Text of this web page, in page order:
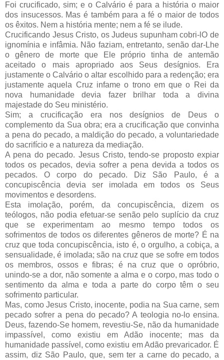
Foi crucificado, sim; e o Calvário é para a história o maior
dos insucessos. Mas é também para a fé o maior de todos
os êxitos. Nem a história mente; nem a fé se ilude.
Crucificando Jesus Cristo, os Judeus supunham cobri-lO de
ignomínia e infâmia. Não faziam, entretanto, senão dar-Lhe
o gênero de morte que Ele próprio tinha de antemão
aceitado o mais apropriado aos Seus desígnios. Era
justamente o Calvário o altar escolhido para a redenção; era
justamente aquela Cruz infame o trono em que o Rei da
nova humanidade devia fazer brilhar toda a divina
majestade do Seu ministério.
Sim; a crucificação era nos desígnios de Deus o
complemento da Sua obra; era a crucificação que convinha
a pena do pecado, a maldição do pecado, a voluntariedade
do sacrifício e a natureza da mediação.
A pena do pecado. Jesus Cristo, tendo-se proposto expiar
todos os pecados, devia sofrer a pena devida a todos os
pecados. O corpo do pecado. Diz São Paulo, é a
concupiscência devia ser imolada em todos os Seus
movimentos e desordens.
Esta imolação, porém, da concupiscência, dizem os
teólogos, não podia efetuar-se senão pelo suplício da cruz
que se experimentam ao mesmo tempo todos os
sofrimentos de todos os diferentes gêneros de morte? É na
cruz que toda concupiscência, isto é, o orgulho, a cobiça, a
sensualidade, é imolada; são na cruz que se sofre em todos
os membros, ossos e fibras; é na cruz que o opróbrio,
unindo-se a dor, não somente a alma e o corpo, mas todo o
sentimento da alma e toda a parte do corpo têm o seu
sofrimento particular.
Mas, como Jesus Cristo, inocente, podia na Sua carne, sem
pecado sofrer a pena do pecado? A teologia no-lo ensina.
Deus, fazendo-Se homem, revestiu-Se, não da humanidade
impassível, como existiu em Adão inocente; mas da
humanidade passível, como existiu em Adão prevaricador. É
assim, diz São Paulo, que, sem ter a carne do pecado, a